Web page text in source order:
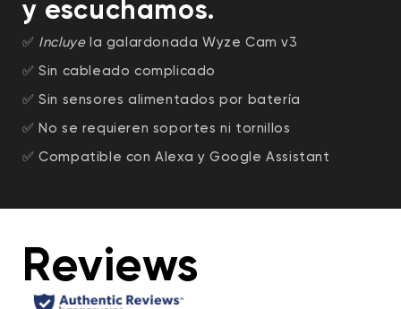
y escuchamos.
✅ Incluyela galardonada Wyze Cam v3
✅ Sin cableado complicado
✅ Sin sensores alimentados por batería
✅ No se requieren soportes ni tornillos
✅ Compatible con Alexa y Google Assistant